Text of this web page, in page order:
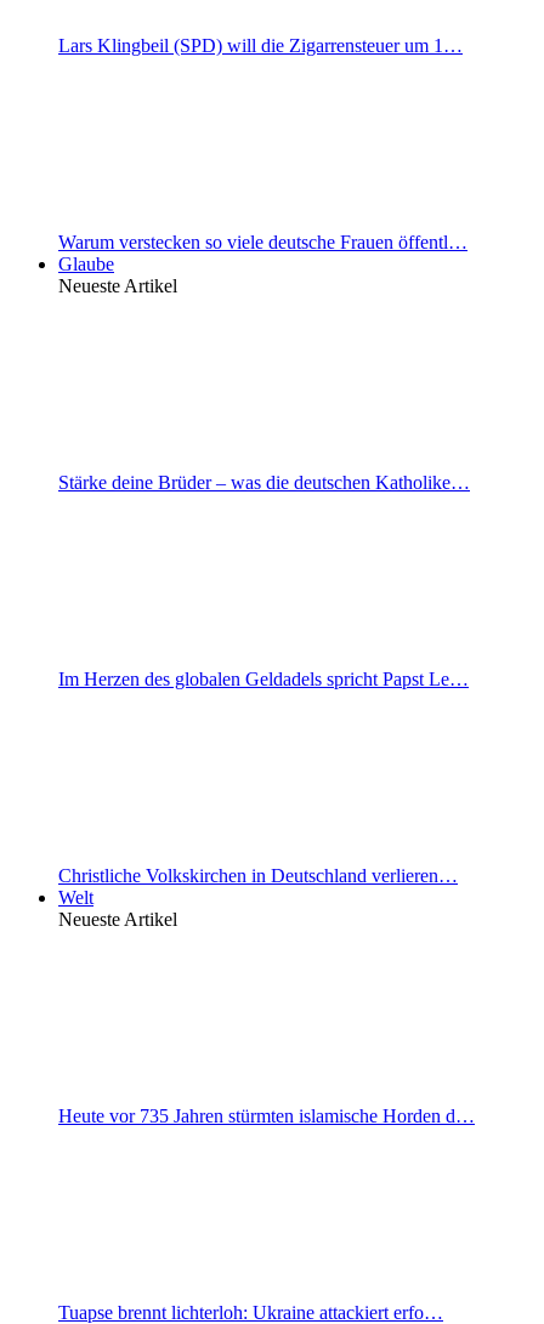
Lars Klingbeil (SPD) will die Zigarrensteuer um 1…
Warum verstecken so viele deutsche Frauen öffentl…
Glaube
Neueste Artikel
Stärke deine Brüder – was die deutschen Katholike…
Im Herzen des globalen Geldadels spricht Papst Le…
Christliche Volkskirchen in Deutschland verlieren…
Welt
Neueste Artikel
Heute vor 735 Jahren stürmten islamische Horden d…
Tuapse brennt lichterloh: Ukraine attackiert erfo…